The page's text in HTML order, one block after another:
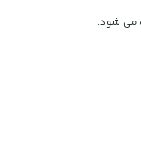
می شود.